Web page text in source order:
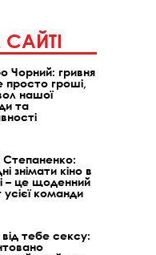
Чорний: гривня
просто гроші,
нашої
та
Степаненко:
знімати кіно в
– це щоденний
усієї команди
тебе сексу: